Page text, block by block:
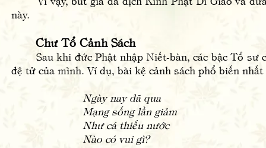
này.
Chư Tổ Cảnh Sách
Sau khi đức Phật nhập Niết-bàn, các bậc Tổ sư
đệ tử của mình. Ví dụ, bài kệ cảnh sách phổ biến
Ngày nay đã qua
Mạng sống lần giảm
Như cá thiếu nước
Nào có vui gì?